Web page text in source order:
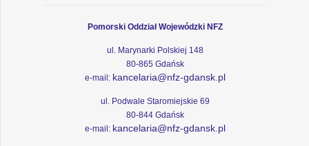
Pomorski Oddział Wojewódzki NFZ
ul. Marynarki Polskiej 148
80-865 Gdańsk
e-mail: kancelaria@nfz-gdansk.pl
ul. Podwale Staromiejskie 69
80-844 Gdańsk
e-mail: kancelaria@nfz-gdansk.pl